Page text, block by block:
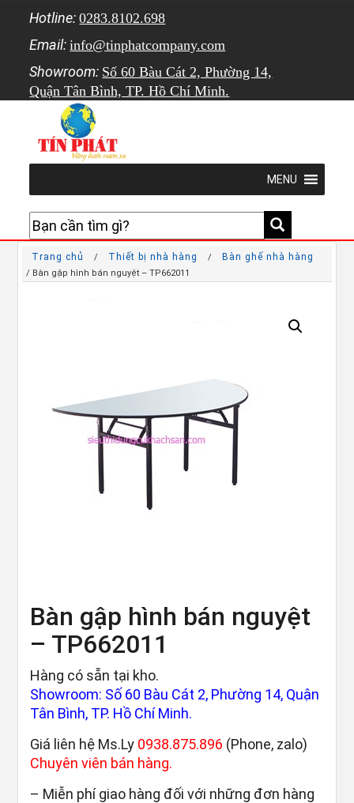
Hotline: 0283.8102.698
Email: info@tinphatcompany.com
Showroom: Số 60 Bàu Cát 2, Phường 14,
Quận Tân Bình, TP. Hồ Chí Minh.
MENU
Trang chủ / Thiết bị nhà hàng / Bàn ghế nhà hàng
/ Bàn gập hình bán nguyệt – TP662011
Bàn gập hình bán nguyệt
– TP662011
Hàng có sẵn tại kho.
Showroom: Số 60 Bàu Cát 2, Phường 14, Quận
Tân Bình, TP. Hồ Chí Minh.
Giá liên hệ Ms.Ly 0938.875.896 (Phone, zalo)
Chuyên viên bán hàng.
– Miễn phí giao hàng đối với những đơn hàng